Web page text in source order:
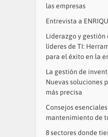
las empresas
Entrevista a
Liderazgo y
líderes de TI:
para el éxito en la
La gestión de
Nuevas soluciones
más precisa
Consejos
mantenimiento de
8 sectores donde